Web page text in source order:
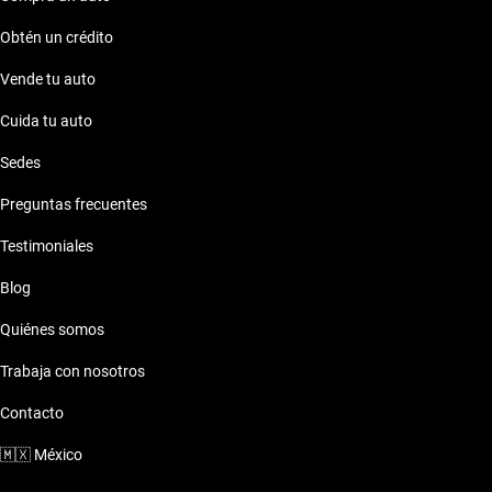
Obtén un crédito
Vende tu auto
Cuida tu auto
Sedes
Preguntas frecuentes
Testimoniales
Blog
Quiénes somos
Trabaja con nosotros
Contacto
🇲🇽 México